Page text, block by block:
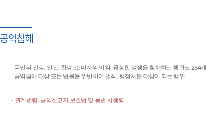
공익침해
국민의 건강, 안전, 환경, 소비자의 이익, 공정한 경쟁을 침해하는 행위로 284개
공익침해 대상 또는 법률을 위반하여 벌칙, 행정처분 대상이 되는 행위
* 관계법령: 공익신고자 보호법 및 동법 시행령